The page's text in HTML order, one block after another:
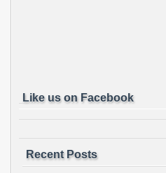
Like us on Facebook
Recent Posts